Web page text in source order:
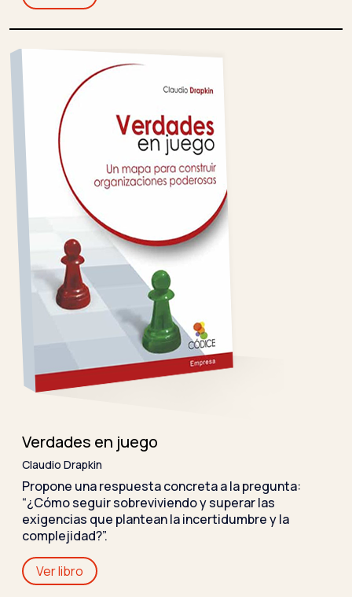
Verdades en juego
Claudio Drapkin
Propone una respuesta concreta a la pregunta:
“¿Cómo seguir sobreviviendo y superar las
exigencias que plantean la incertidumbre y la
complejidad?”.
Ver libro